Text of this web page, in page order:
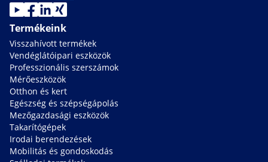
Termékeink
Visszahívott termékek
Vendéglátóipari eszközök
Professzionális szerszámok
Mérőeszközök
Otthon és kert
Egészség és szépségápolás
Mezőgazdasági eszközök
Takarítógépek
Irodai berendezések
Mobilitás és gondoskodás